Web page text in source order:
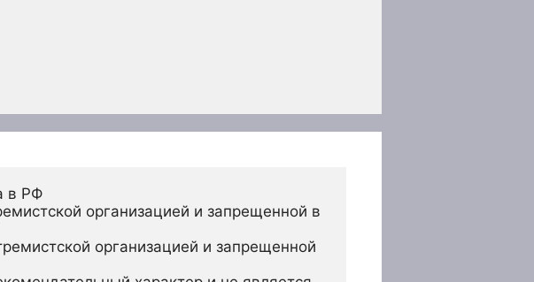
в РФ
организацией и запрещенной в
организацией и запрещенной